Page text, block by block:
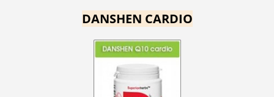
DANSHEN CARDIO